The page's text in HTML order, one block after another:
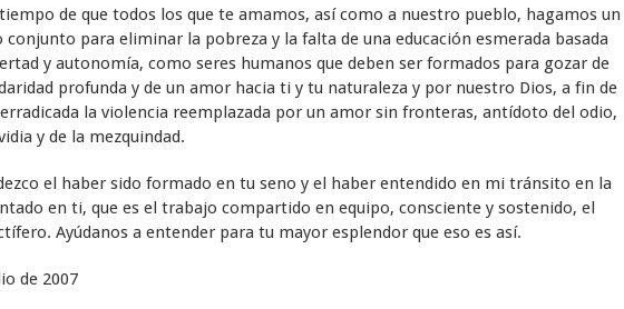
tiempo de que todos los que te amamos, así como a nuestro pueblo, hagamos un
conjunto para eliminar la pobreza y la falta de una educación esmerada basada
y autonomía, como seres humanos que deben ser formados para gozar de
profunda y de un amor hacia ti y tu naturaleza y por nuestro Dios, a fin de
erradicada la violencia reemplazada por un amor sin fronteras, antídoto del odio,
y de la mezquindad.
el haber sido formado en tu seno y el haber entendido en mi tránsito en la
en ti, que es el trabajo compartido en equipo, consciente y sostenido, el
Ayúdanos a entender para tu mayor esplendor que eso es así.
de 2007